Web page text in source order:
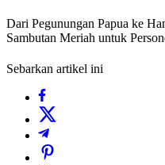
Dari Pegunungan Papua ke
Sambutan Meriah untuk
Sebarkan artikel ini